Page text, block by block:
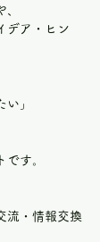
デア・ヒン
い」
す。
流・情報交換